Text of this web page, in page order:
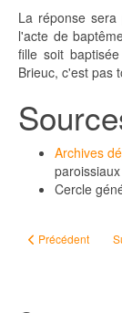
La réponse
l'acte de
fille soit
Brieuc, c'est pas
Archives
Cercle
Article précédent :
Précédent